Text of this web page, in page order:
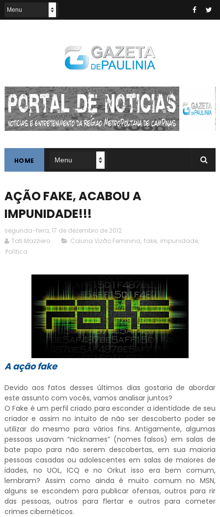
HOME
AÇÃO FAKE, ACABOU A
IMPUNIDADE!!!
segunda-feira, 17 de dezembro de 2012
Tati Mazziero
Coluna Vizão Feminina, fake, impunidade,
Política
A ação fake
Devido aos fatos desses últimos dias gostaria de abordar
este assunto com vocês, vamos analisar juntos?
O Fake é um perfil criado para esconder a identidade de seu
criador e assim no intuito de não ser descoberto poder se
utilizar do mesmo para vários fins. Antigamente, algumas
pessoas usavam “nicknames” (nomes falsos) em salas de
bate papo para não serem descobertas, em sua maioria
pessoas casadas ou adolescentes em salas de maiores de
idades, no UOL, ICQ e no Orkut isso era bem comum,
lembram? Assim como ainda é muito comum no MSN,
alguns se escondem para publicar ofensas, outros para rir
das pessoas, outros para flertar e outros para cometer
crimes cibernéticos.